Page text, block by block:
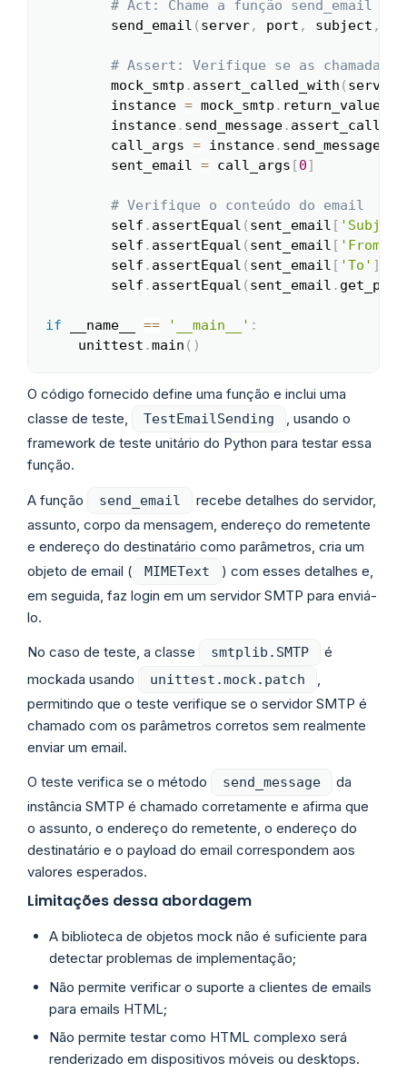
# Act: Chame a função send_email
        send_email
( server, port , subject ,
# Assert: Verifique se as chamadas
        mock_smtp
. assert_called_with ( server
        instance
= mock_smtp . return_value
        instance
. send_message.
        call_args
= instance. send_message
        sent_email
= call_args [0]
# Verifique o conteúdo do email
        self
. assertEqual ( sent_email [
        self
. assertEqual ( sent_email [ 'From'
        self
. assertEqual ( sent_email [ 'To' ]
        self
. assertEqual ( sent_email .
if __name__ == '__main__' :
    unittest
.main ( )
O código fornecido define uma função e inclui uma
classe de teste,
TestEmailSending
, usando o
framework de teste unitário do Python para testar essa
função.
A função send_email
recebe detalhes do servidor,
assunto, corpo da mensagem, endereço do remetente
e endereço do destinatário como parâmetros, cria um
objeto de email (
MIMEText
) com esses detalhes e,
em seguida, faz login em um servidor SMTP para enviá-
lo.
No caso de teste, a classe smtplib.SMTP
é
mockada usando
unittest.mock.patch
,
permitindo que o teste verifique se o servidor SMTP é
chamado com os parâmetros corretos sem realmente
enviar um email.
O teste verifica se o método send_message
da
instância SMTP é chamado corretamente e afirma que
o assunto, o endereço do remetente, o endereço do
destinatário e o payload do email correspondem aos
valores esperados.
Limitações dessa abordagem
A biblioteca de objetos mock não é suficiente para
detectar problemas de implementação;
Não permite verificar o suporte a clientes de emails
para emails HTML;
Não permite testar como HTML complexo será
renderizado em dispositivos móveis ou desktops.